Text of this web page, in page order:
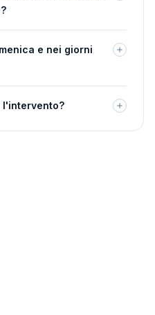
e nei giorni
l'intervento?